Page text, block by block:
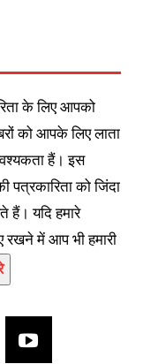
के लिए आपको
को आपके लिए लाता
हैं। इस
पत्रकारिता को जिंदा
यदि हमारे
रखने में आप भी हमारी